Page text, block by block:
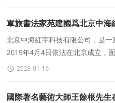
軍旅書法家苑建國爲北京中
墨寶
北京中海紅宇科技有限公司，是
2019年4月4日依法在北京成立，
務；互聯網信息服務；技術開發、
2023-01-16
國際著名藝術大師王餘根先